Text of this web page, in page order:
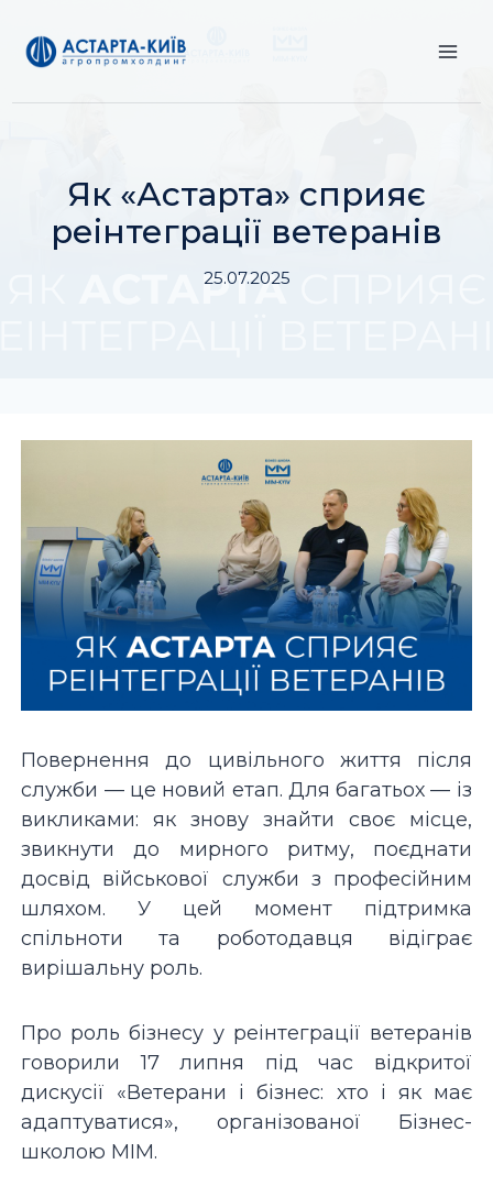
вмісту
Як «Астарта» сприяє
реінтеграції ветеранів
25.07.2025
Повернення до цивільного життя після
служби — це новий етап. Для багатьох — із
викликами: як знову знайти своє місце,
звикнути до мирного ритму, поєднати
досвід військової служби з професійним
шляхом. У цей момент підтримка
спільноти та роботодавця відіграє
вирішальну роль.
Про роль бізнесу у реінтеграції ветеранів
говорили 17 липня під час відкритої
дискусії «Ветерани і бізнес: хто і як має
адаптуватися», організованої Бізнес-
школою МІМ.